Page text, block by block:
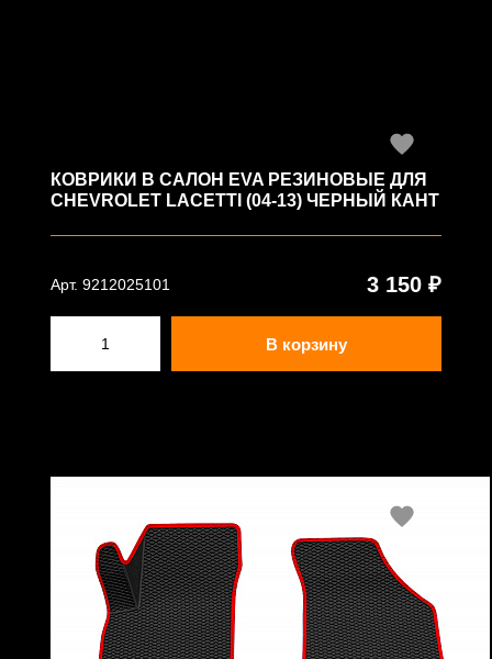
КОВРИКИ В САЛОН EVA РЕЗИНОВЫЕ ДЛЯ
CHEVROLET LACETTI (04-13) ЧЕРНЫЙ КАНТ
Арт. 9212025101 3 150 ₽
В корзину